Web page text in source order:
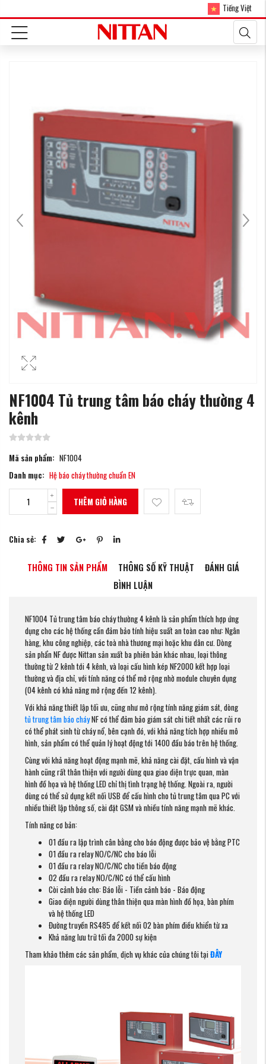
Tiếng Việt
NF1004 Tủ trung tâm báo cháy thường 4
kênh
Mã sản phẩm: NF1004
Danh mục: Hệ báo cháy thường chuẩn EN
THÊM GIỎ HÀNG
Chia sẻ:
THÔNG TIN SẢN PHẨM THÔNG SỐ KỸ THUẬT
ĐÁNH GIÁ
BÌNH LUẬN
NF1004 Tủ trung tâm báo cháy thường 4 kênh là sản phẩm thích hợp ứng
dụng cho các hệ thống cần đảm bảo tính hiệu suất an toàn cao như: Ngân
hàng, khu công nghiệp, các toà nhà thương mại hoặc khu dân cư. Dòng
sản phẩn NF được Nittan sản xuất ba phiên bản khác nhau, loại thông
thường từ 2 kênh tới 4 kênh, và loại cấu hình kép NF2000 kết hợp loại
thường và địa chỉ, với tính năng có thể mở rộng nhờ module chuyên dụng
(04 kênh có khả năng mở rộng đến 12 kênh).
Với khả năng thiết lập tối ưu, cũng như mở rộng tính năng giám sát, dòng
tủ trung tâm báo cháyNF có thể đảm bảo giám sát chi tiết nhất các rủi ro
có thể phát sinh từ cháy nổ, bên cạnh đó, với khả năng tích hợp nhiều mô
hình, sản phẩm có thể quản lý hoạt động tới 1400 đầu báo trên hệ thống.
Cùng với khả năng hoạt động mạnh mẽ, khả năng cài đặt, cấu hình và vận
hành cũng rất thân thiện với người dùng qua giao diện trực quan, màn
hình đồ họa và hệ thống LED chỉ thị tình trạng hệ thống. Ngoài ra, người
dùng có thể sử dụng kết nối USB để cấu hình cho tủ trung tâm qua PC với
nhiều thiết lập thông số, cài đặt GSM và nhiều tính năng mạnh mẽ khác.
Tính năng cơ bản:
01 đầu ra lập trình cân bằng cho báo động được bảo vệ bằng PTC
01 đầu ra relay NO/C/NC cho báo lỗi
01 đầu ra relay NO/C/NC cho tiền báo động
02 đầu ra relay NO/C/NC có thể cấu hình
Còi cảnh báo cho: Báo lỗi - Tiền cảnh báo - Báo động
Giao diện người dùng thân thiện qua màn hình đồ họa, bàn phím
và hệ thống LED
Đường truyền RS485 để kết nối 02 bàn phím điều khiển từ xa
Khả năng lưu trữ tối đa 2000 sự kiện
Tham khảo thêm các sản phẩm, dịch vụ khác của chúng tôi tạiĐÂY